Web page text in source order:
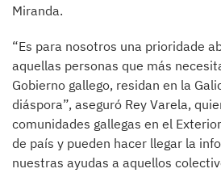
Miranda.
“Es para nosotros una prioridade
aquellas personas que más
Gobierno gallego, residan en la
diáspora”, aseguró Rey Varela,
comunidades gallegas en el
de país y pueden hacer llegar la
nuestras ayudas a aquellos